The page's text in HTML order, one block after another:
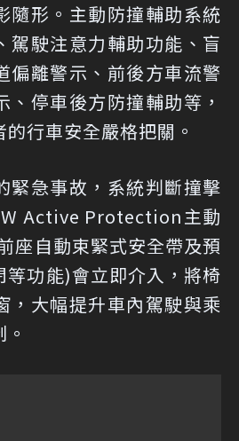
隨形。主動防撞輔助系統
駕駛注意力輔助功能、盲
偏離警示、前後方車流警
、停車後方防撞輔助等，
行車安全嚴格把關。
緊急事故，系統判斷撞擊
Active Protection主動
座自動束緊式安全帶及預
等功能)會立即介入，將椅
，大幅提升車內駕駛與乘